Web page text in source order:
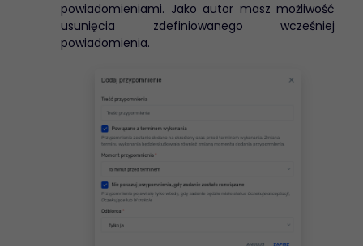
powiadomieniami. Jako autor masz możliwość
usunięcia zdefiniowanego wcześniej
powiadomienia.